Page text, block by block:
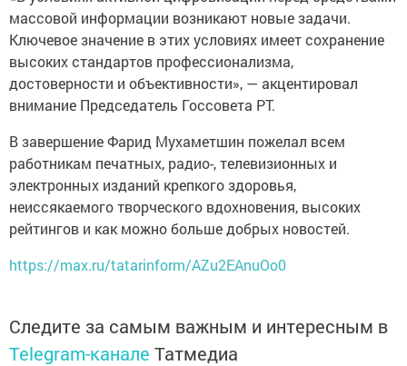
массовой информации возникают новые задачи.
Ключевое значение в этих условиях имеет сохранение
высоких стандартов профессионализма,
достоверности и объективности», — акцентировал
внимание Председатель Госсовета РТ.
В завершение Фарид Мухаметшин пожелал всем
работникам печатных, радио-, телевизионных и
электронных изданий крепкого здоровья,
неиссякаемого творческого вдохновения, высоких
рейтингов и как можно больше добрых новостей.
https://max.ru/tatarinform/AZu2EAnuOo0
Следите за самым важным и интересным в
Telegram-канале Татмедиа